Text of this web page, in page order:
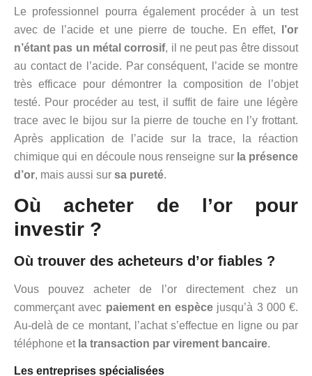
Le professionnel pourra également procéder à un test
avec de l’acide et une pierre de touche. En effet,
l’or
n’étant pas un métal corrosif, il ne peut pas être dissout
au contact de l’acide. Par conséquent, l’acide se montre
très efficace pour démontrer la composition de l’objet
testé. Pour procéder au test, il suffit de faire une légère
trace avec le bijou sur la pierre de touche en l’y frottant.
Après application de l’acide sur la trace, la réaction
chimique qui en découle nous renseigne sur la présence
d’or, mais aussi sur sa pureté.
Où acheter de l’or pour
investir ?
Où trouver des acheteurs d’or fiables ?
Vous pouvez acheter de l’or directement chez un
commerçant avec paiement en espèce jusqu’à 3 000 €.
Au-delà de ce montant, l’achat s’effectue en ligne ou par
téléphone et la transaction par virement bancaire.
Les entreprises spécialisées